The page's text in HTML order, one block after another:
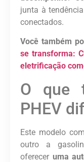
junta à
conectados.
Você também
se transforma:
eletrificação
O que
PHEV
Este modelo
outro a
oferecer uma